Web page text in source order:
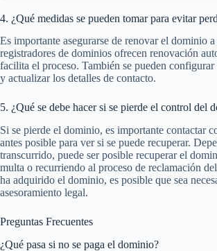
4. ¿Qué medidas se pueden tomar para evitar
Es importante asegurarse de renovar el dominio
registradores de dominios ofrecen renovación
facilita el proceso. También se pueden
y actualizar los detalles de contacto.
5. ¿Qué se debe hacer si se pierde el control del
Si se pierde el dominio, es importante contactar
antes posible para ver si se puede recuperar.
transcurrido, puede ser posible recuperar el
multa o recurriendo al proceso de reclamación
ha adquirido el dominio, es posible que sea
asesoramiento legal.
Preguntas Frecuentes
¿Qué pasa si no se paga el dominio?